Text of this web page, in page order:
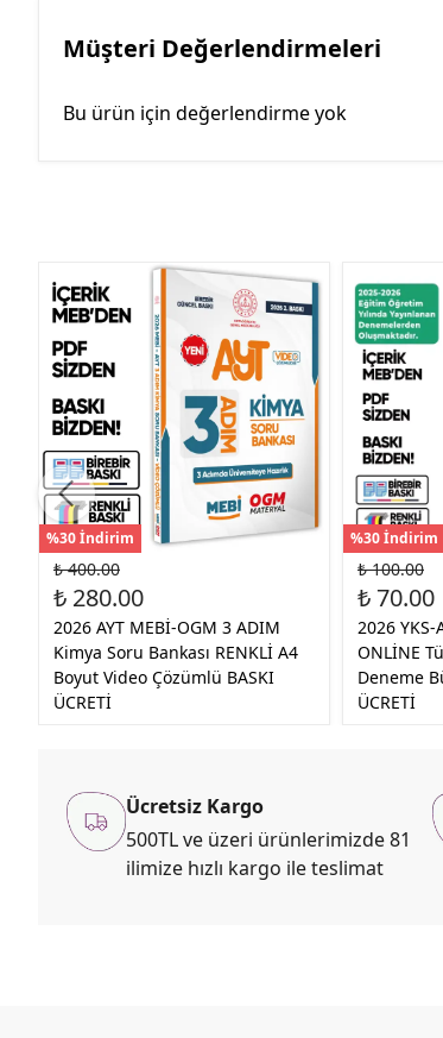
Müşteri Değerlendirmeleri
Bu ürün için değerlendirme yok
%30 İndirim
₺ 400.00
₺ 280.00
2026 AYT MEBİ-OGM 3 ADIM
Kimya Soru Bankası RENKLİ A4
Boyut Video Çözümlü BASKI
ÜCRETİ
%30 İndirim
₺ 100.00
₺ 70.00
2026 YKS-
ONLİNE
Deneme
ÜCRETİ
Ücretsiz Kargo
500TL ve üzeri ürünlerimizde 81
ilimize hızlı kargo ile teslimat